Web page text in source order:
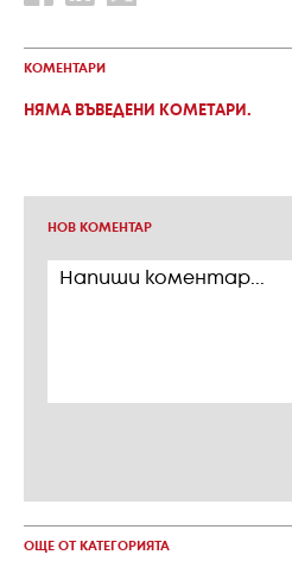
КОМЕНТАРИ
НЯМА ВЪВЕДЕНИ КОМЕТАРИ.
НОВ КОМЕНТАР
ОЩЕ ОТ КАТЕГОРИЯТА